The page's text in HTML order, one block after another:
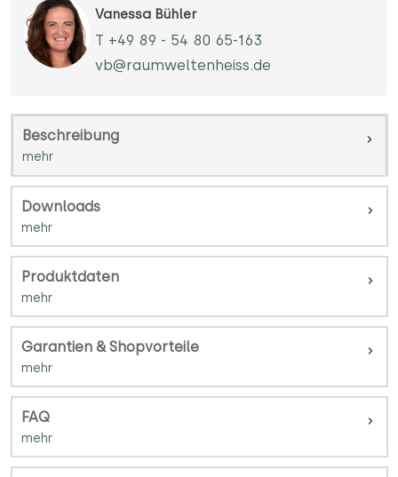
Vanessa Bühler
T +49 89 - 54 80 65-163
vb@raumweltenheiss.de
Beschreibung
Downloads
Produktdaten
Garantien & Shopvorteile
FAQ